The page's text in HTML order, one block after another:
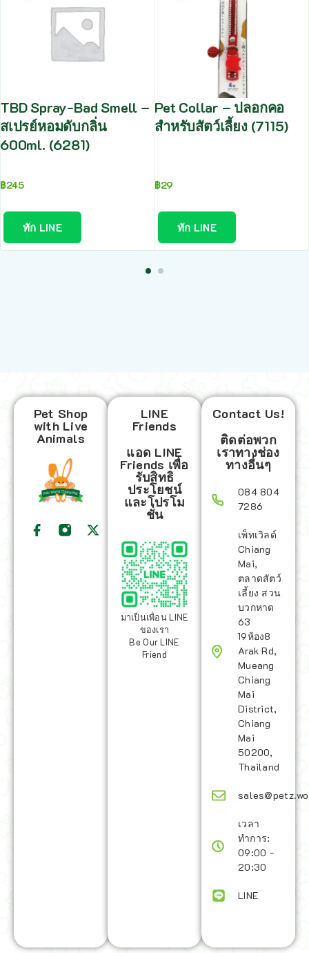
TBD Spray-Bad Smell –
สเปรย์หอมดับกลิ่น
600ml. (6281)
฿245
ทัก LINE
Pet Collar – ปลอกคอ
สำหรับสัตว์เลี้ยง (7115)
฿29
ทัก LINE
Pet Shop
with Live
Animals
LINE
Friends
แอด LINE
Friends เพื่อ
รับสิทธิ
ประโยชน์
และโปรโม
ชั่น
มาเป็นเพื่อน LINE
ของเรา
Be Our LINE
Friend
Contact Us!
ติดต่อพวก
เราทางช่อง
ทางอื่นๆ
084 804
7286
เพ็ทเวิลด์
Chiang
Mai,
ตลาดสัตว์
เลี้ยง สวน
บวกหาด
63
19ห้อง8
Arak Rd,
Mueang
Chiang
Mai
District,
Chiang
Mai
50200,
Thailand
เวลา
ทำการ:
09:00 -
20:30
LINE